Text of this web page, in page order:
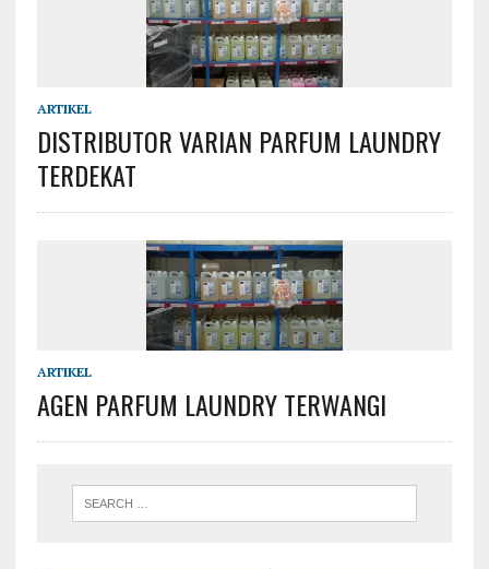
ARTIKEL
DISTRIBUTOR VARIAN PARFUM LAUNDRY
TERDEKAT
ARTIKEL
AGEN PARFUM LAUNDRY TERWANGI